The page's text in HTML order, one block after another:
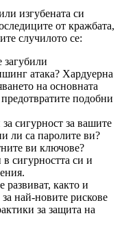
изгубената си
от кражбата,
случилото се:
загубили
атака? Хардуерна
на основната
подобни
сигурност за вашите
ли са паролите ви?
ви ключове?
сигурността си и
развиват, както и
най-новите рискове
за защита на